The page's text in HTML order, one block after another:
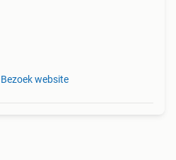
Bezoek website